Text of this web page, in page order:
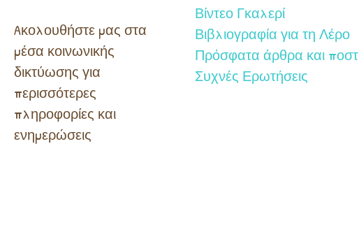
Aκολουθήστε μας στα
μέσα κοινωνικής
δικτύωσης για
περισσότερες
πληροφορίες και
ενημερώσεις
Βίντεο Γκαλερί
Βιβλιογραφία για τη Λέρο
Πρόσφατα άρθρα και ποστ
Συχνές Ερωτήσεις